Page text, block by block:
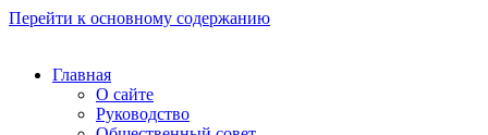
Перейти к основному содержанию
Главная
О сайте
Руководство